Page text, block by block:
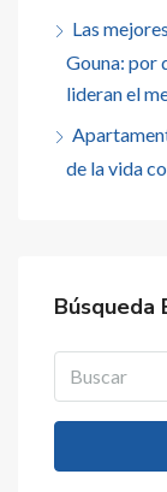
Las
Gouna: por
lideran el
de la vida
Búsqueda